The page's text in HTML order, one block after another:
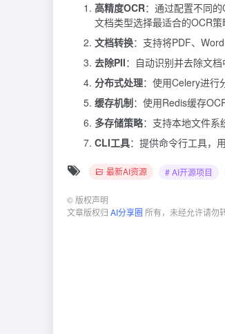
高精度OCR：通过配置不同
文档类型选择最适合的OCR策
文档转换：支持将PDF、
去除PII：自动识别并去除文
分布式处理：使用Celery进行
缓存机制：使用Redis缓存
多存储策略：支持本地文件系
CLI工具：提供命令行工具，
最新AI资源 # AI开源项目
© 版权声明
文章版权归 AI分享圈 所有，未经允许请勿